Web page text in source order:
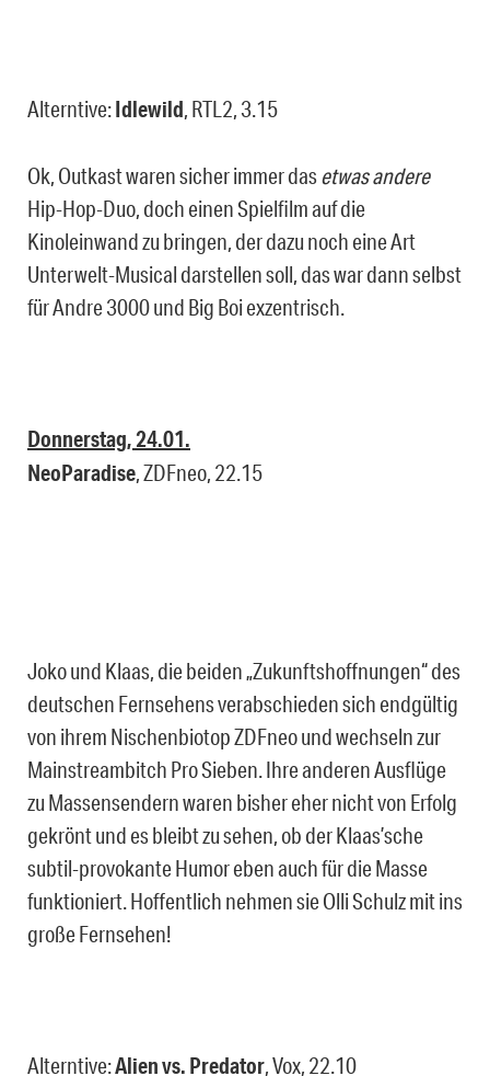
Alterntive:Idlewild, RTL2, 3.15
Ok, Outkast waren sicher immer dasetwas andere
Hip-Hop-Duo, doch einen Spielfilm auf die
Kinoleinwand zu bringen, der dazu noch eine Art
Unterwelt-Musical darstellen soll, das war dann selbst
für Andre 3000 und Big Boi exzentrisch.
Donnerstag, 24.01.
NeoParadise, ZDFneo, 22.15
Joko und Klaas, die beiden „Zukunftshoffnungen“ des
deutschen Fernsehens verabschieden sich endgültig
von ihrem Nischenbiotop ZDFneo und wechseln zur
Mainstreambitch Pro Sieben. Ihre anderen Ausflüge
zu Massensendern waren bisher eher nicht von Erfolg
gekrönt und es bleibt zu sehen, ob der Klaas’sche
subtil-provokante Humor eben auch für die Masse
funktioniert. Hoffentlich nehmen sie Olli Schulz mit ins
große Fernsehen!
Alterntive:Alien vs. Predator, Vox, 22.10